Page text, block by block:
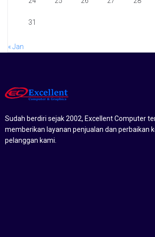
31
« Jan
Sudah berdiri sejak 2002, Excellent Computer
memberikan layanan penjualan dan perbaikan
pelanggan kami.